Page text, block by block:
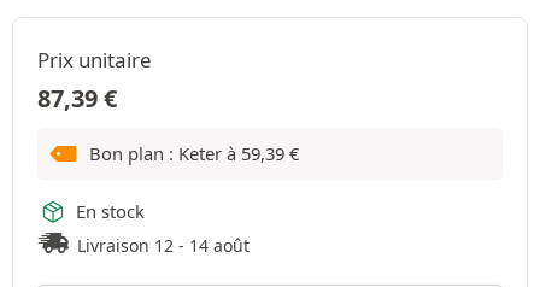
Prix unitaire
87,39€
Bon plan : Keter à 59,39 €
En stock
Livraison 12 - 14 août